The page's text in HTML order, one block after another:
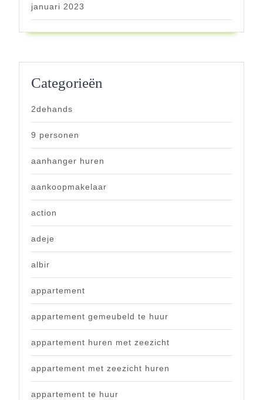
januari 2023
Categorieën
2dehands
9 personen
aanhanger huren
aankoopmakelaar
action
adeje
albir
appartement
appartement gemeubeld te huur
appartement huren met zeezicht
appartement met zeezicht huren
appartement te huur